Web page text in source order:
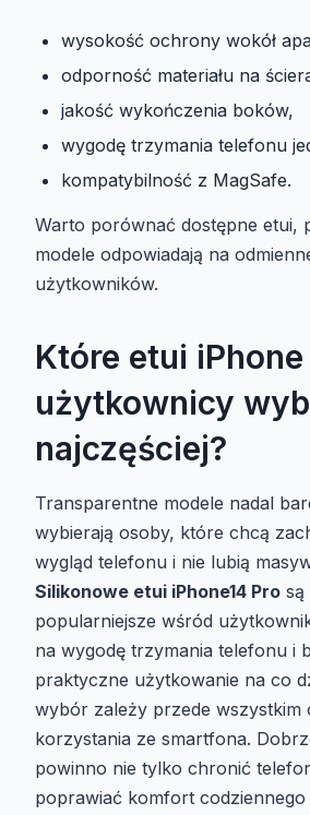
wysokość ochrony wokół
odporność materiału na
jakość wykończenia boków,
wygodę trzymania telefonu
kompatybilność z MagSafe.
Warto porównać dostępne etui,
modele odpowiadają na
użytkowników.
Które etui iPhone
użytkownicy
najczęściej?
Transparentne modele nadal
wybierają osoby, które chcą
wygląd telefonu i nie lubią
Silikonowe etui iPhone14 Pro są
popularniejsze wśród
na wygodę trzymania telefonu i
praktyczne użytkowanie na co
wybór zależy przede wszystkim
korzystania ze smartfona.
powinno nie tylko chronić
poprawiać komfort